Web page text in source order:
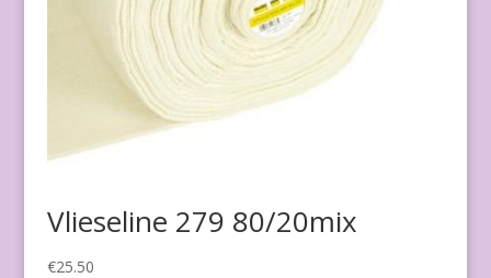
Vlieseline 279 80/20mix
€25.50